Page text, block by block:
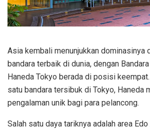
Asia kembali menunjukkan dominasinya
bandara terbaik di dunia, dengan
Haneda Tokyo berada di posisi
satu bandara tersibuk di Tokyo, Haneda
pengalaman unik bagi para pelancong.
Salah satu daya tariknya adalah area